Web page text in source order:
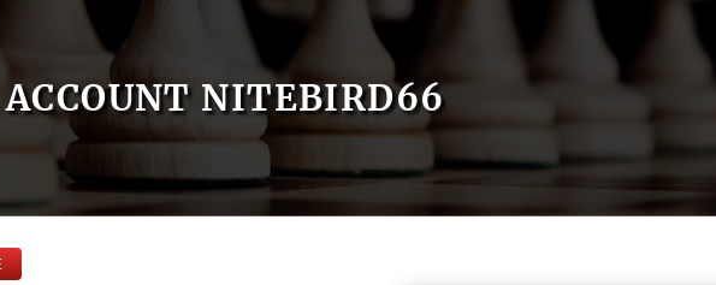
ACCOUNT NITEBIRD66